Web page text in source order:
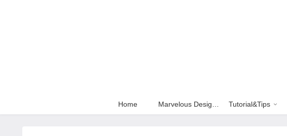
Home Tutorial&Tips